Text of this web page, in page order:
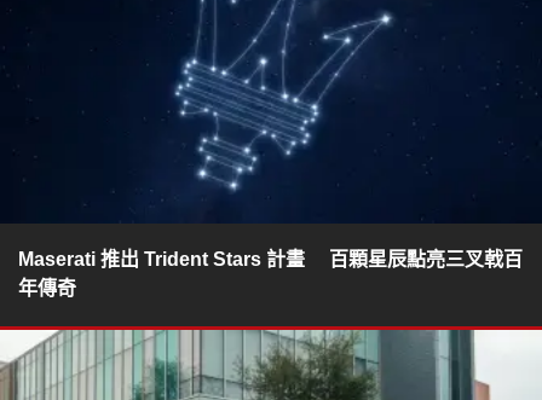
Maserati 推出 Trident Stars 計畫 百顆星辰點亮三叉戟百
年傳奇